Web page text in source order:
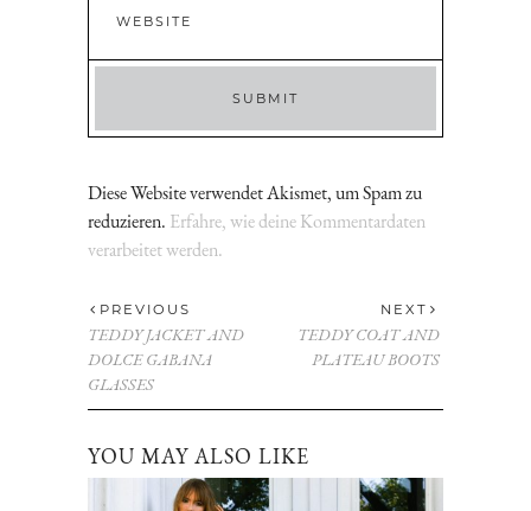
Diese Website verwendet Akismet, um Spam zu
reduzieren. Erfahre, wie deine Kommentardaten
verarbeitet werden.
PREVIOUS
TEDDY JACKET AND
DOLCE GABANA
GLASSES
NEXT
TEDDY COAT AND
PLATEAU BOOTS
YOU MAY ALSO LIKE